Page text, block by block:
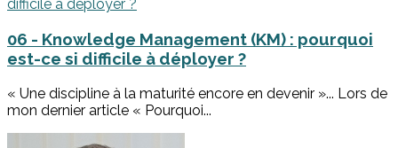
06 - Knowledge Management (KM) : pourquoi
est-ce si difficile à déployer ?
« Une discipline à la maturité encore en devenir »... Lors de
mon dernier article « Pourquoi...